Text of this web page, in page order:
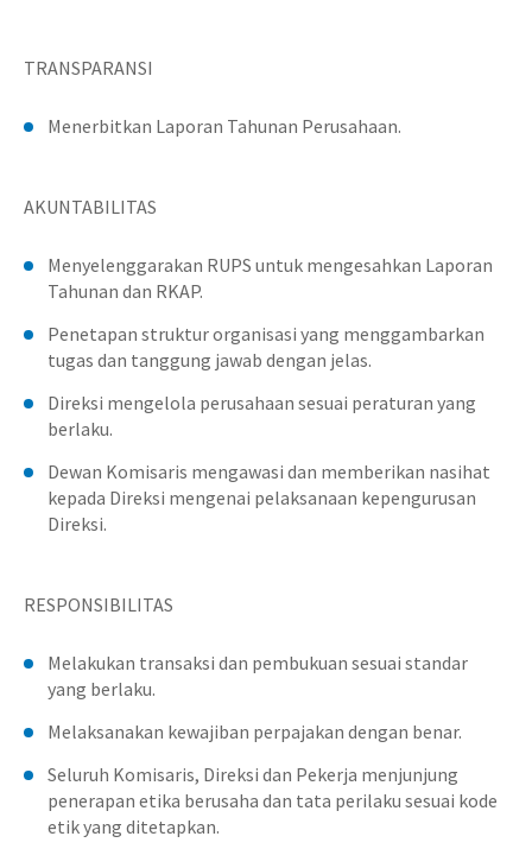
TRANSPARANSI
Menerbitkan Laporan Tahunan Perusahaan.
AKUNTABILITAS
Menyelenggarakan RUPS untuk mengesahkan Laporan
Tahunan dan RKAP.
Penetapan struktur organisasi yang menggambarkan
tugas dan tanggung jawab dengan jelas.
Direksi mengelola perusahaan sesuai peraturan yang
berlaku.
Dewan Komisaris mengawasi dan memberikan nasihat
kepada Direksi mengenai pelaksanaan kepengurusan
Direksi.
RESPONSIBILITAS
Melakukan transaksi dan pembukuan sesuai standar
yang berlaku.
Melaksanakan kewajiban perpajakan dengan benar.
Seluruh Komisaris, Direksi dan Pekerja menjunjung
penerapan etika berusaha dan tata perilaku sesuai kode
etik yang ditetapkan.